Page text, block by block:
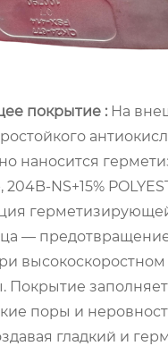
покрытие : На
наносится
NS+15%
—
Покрытие заполняет
поры и
гладкий и